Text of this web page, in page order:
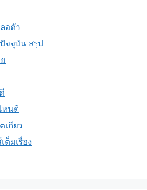
อตัว
จจุบัน สรุป
หนดี
เกียว
ต็มเรื่อง